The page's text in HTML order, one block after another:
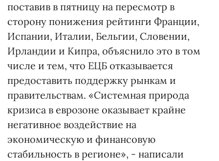
поставив в пятницу на пересмотр в
сторону понижения рейтинги Франции,
Испании, Италии, Бельгии, Словении,
Ирландии и Кипра, объяснило это в том
числе и тем, что ЕЦБ отказывается
предоставить поддержку рынкам и
правительствам. «Системная природа
кризиса в еврозоне оказывает крайне
негативное воздействие на
экономическую и финансовую
стабильность в регионе», - написали